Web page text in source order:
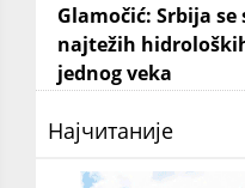
Glamočić: Srbija
najtežih
jednog veka
Најчитаније